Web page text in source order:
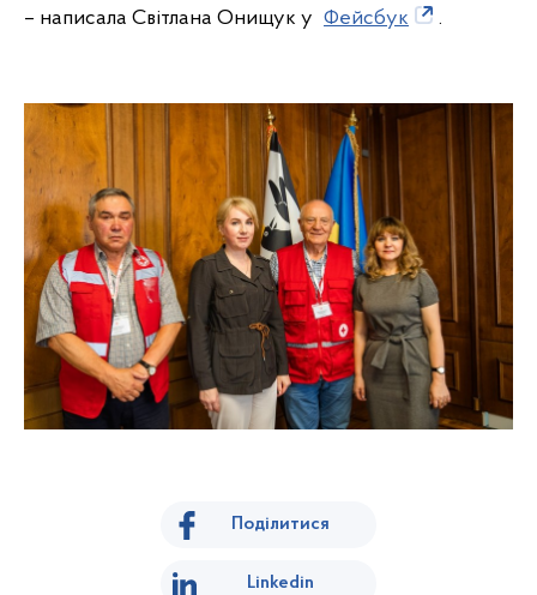
– написала Світлана Онищук у Фейсбук .
Поділитися
Linkedin